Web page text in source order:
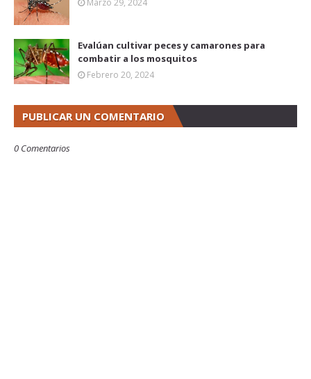
Marzo 29, 2024
Evalúan cultivar peces y camarones para
combatir a los mosquitos
Febrero 20, 2024
PUBLICAR UN COMENTARIO
0 Comentarios